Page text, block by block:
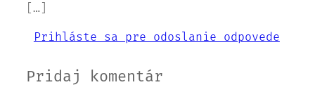
[…]
Prihláste sa pre odoslanie odpovede
Pridaj komentár